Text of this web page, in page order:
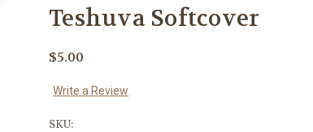
Teshuva Softcover
$5.00
Write a Review
SKU: